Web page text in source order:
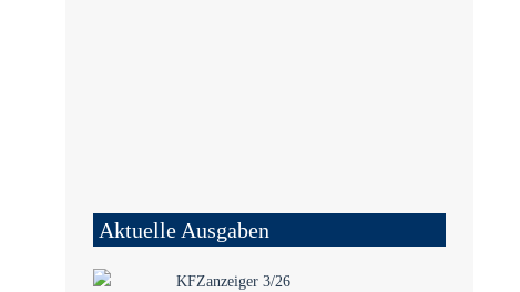
Aktuelle Ausgaben
KFZanzeiger 3/26